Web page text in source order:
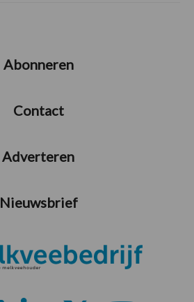
Abonneren
Contact
Adverteren
Nieuwsbrief